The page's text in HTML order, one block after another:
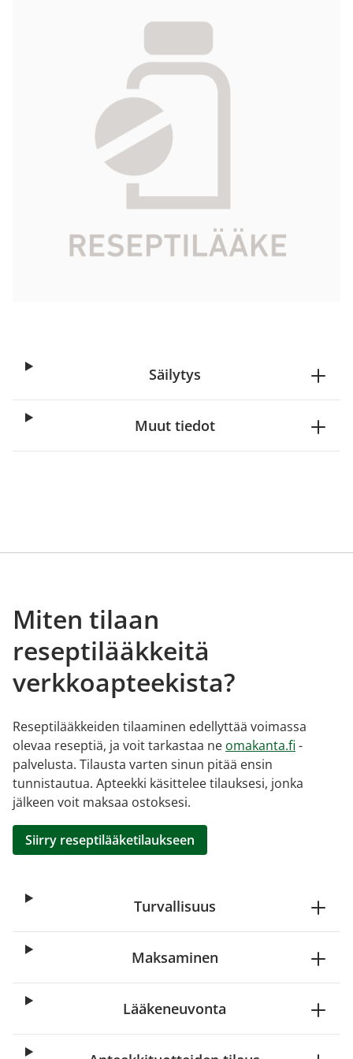
158520
Vaikuttava aine dienogesti, estradiolivaleraatti
3 x 28 fol
Bayer Oy
Tarkista Kela-korvattavuus
Säilytys
Muut tiedot
Miten tilaan
reseptilääkkeitä
verkkoapteekista?
Reseptilääkkeiden tilaaminen edellyttää voimassa
olevaa reseptiä, ja voit tarkastaa ne omakanta.fi -
palvelusta. Tilausta varten sinun pitää ensin
tunnistautua. Apteekki käsittelee tilauksesi, jonka
jälkeen voit maksaa ostoksesi.
Siirry reseptilääketilaukseen
Turvallisuus
Maksaminen
Lääkeneuvonta